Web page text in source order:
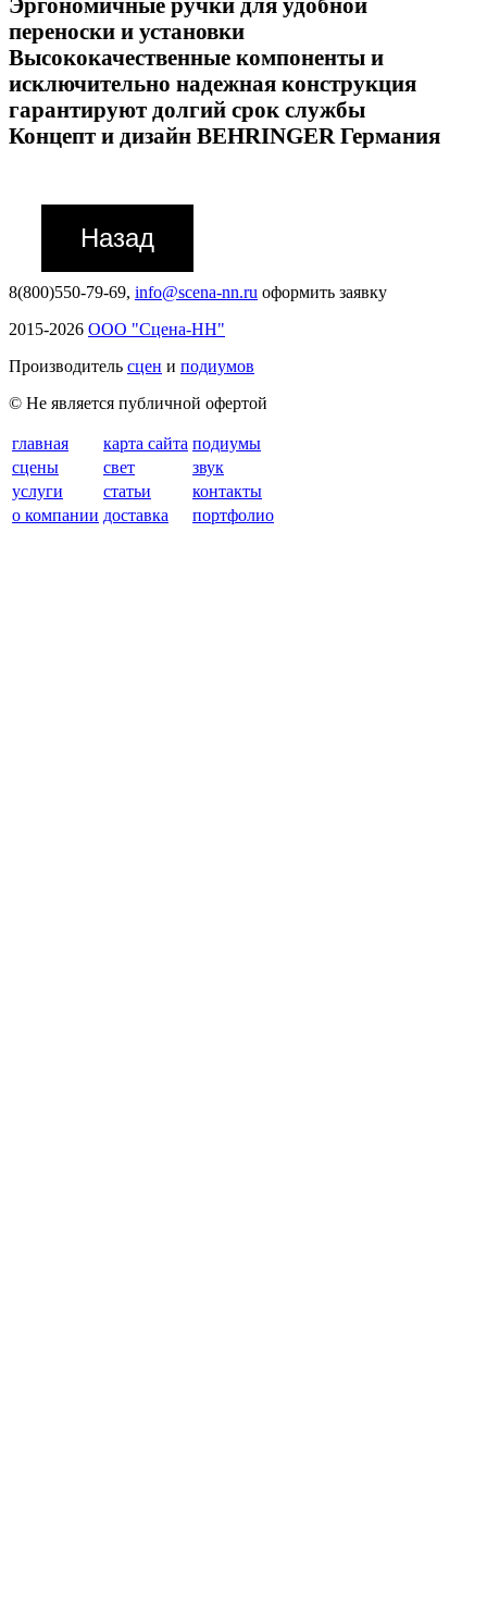
Эргономичные ручки для удобной
переноски и установки
Высококачественные компоненты и
исключительно надежная конструкция
гарантируют долгий срок службы
Концепт и дизайн BEHRINGER Германия
8(800)550-79-69, info@scena-nn.ru оформить заявку
2015-2026 ООО "Сцена-НН"
Производитель сцен и подиумов
© Не является публичной офертой
главная карта сайта подиумы
сцены
свет
звук
услуги
статьи
контакты
о компании доставка портфолио